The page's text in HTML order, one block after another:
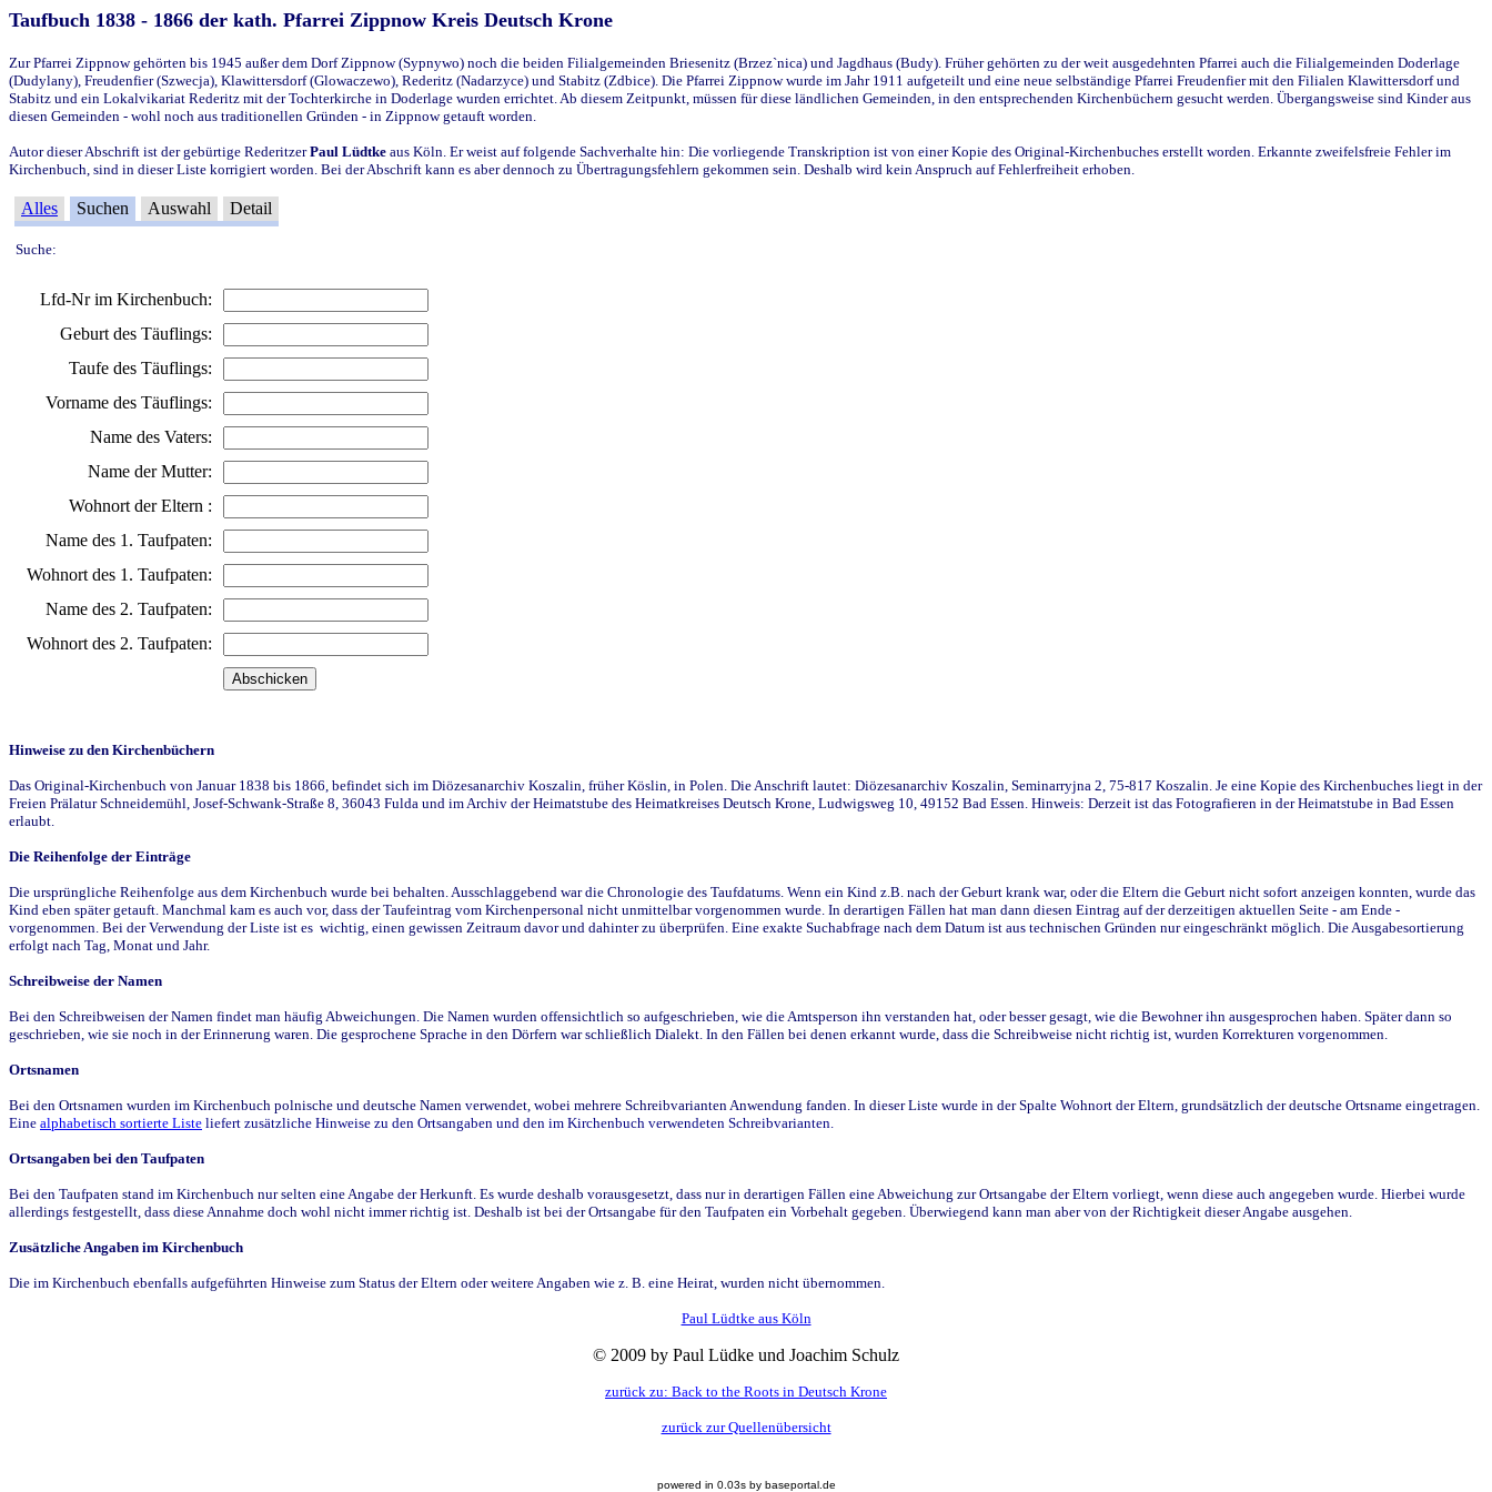
Taufbuch 1838 - 1866 der kath. Pfarrei Zippnow Kreis Deutsch Krone
Zur Pfarrei Zippnow gehörten bis 1945 außer dem Dorf Zippnow (Sypnywo) noch die beiden Filialgemeinden Briesenitz (Brzez`nica) und Jagdhaus (Budy). Früher gehörten zu der weit ausgedehnten Pfarrei auch die Filialgemeinden Doderlage
(Dudylany), Freudenfier (Szwecja), Klawittersdorf (Glowaczewo), Rederitz (Nadarzyce) und Stabitz (Zdbice). Die Pfarrei Zippnow wurde im Jahr 1911 aufgeteilt und eine neue selbständige Pfarrei Freudenfier mit den Filialen Klawittersdorf und
Stabitz und ein Lokalvikariat Rederitz mit der Tochterkirche in Doderlage wurden errichtet. Ab diesem Zeitpunkt, müssen für diese ländlichen Gemeinden, in den entsprechenden Kirchenbüchern gesucht werden. Übergangsweise sind Kinder aus
diesen Gemeinden - wohl noch aus traditionellen Gründen - in Zippnow getauft worden.
Autor dieser Abschrift ist der gebürtige RederitzerPaul Lüdtke aus Köln. Er weist auf folgende Sachverhalte hin: Die vorliegende Transkription ist von einer Kopie des Original-Kirchenbuches erstellt worden. Erkannte zweifelsfreie Fehler im
Kirchenbuch, sind in dieser Liste korrigiert worden. Bei der Abschrift kann es aber dennoch zu Übertragungsfehlern gekommen sein. Deshalb wird kein Anspruch auf Fehlerfreiheit erhoben.
Alles Suchen Auswahl Detail
Suche:
Lfd-Nr im Kirchenbuch:
Geburt des Täuflings:
Taufe des Täuflings:
Vorname des Täuflings:
Name des Vaters:
Name der Mutter:
Wohnort der Eltern :
Name des 1. Taufpaten:
Wohnort des 1. Taufpaten:
Name des 2. Taufpaten:
Wohnort des 2. Taufpaten:
Hinweise zu den Kirchenbüchern
Das Original-Kirchenbuch von Januar 1838 bis 1866, befindet sich im Diözesanarchiv Koszalin, früher Köslin, in Polen. Die Anschrift lautet: Diözesanarchiv Koszalin, Seminarryjna 2, 75-817 Koszalin. Je eine Kopie des Kirchenbuches liegt in der
Freien Prälatur Schneidemühl, Josef-Schwank-Straße 8, 36043 Fulda und im Archiv der Heimatstube des Heimatkreises Deutsch Krone, Ludwigsweg 10, 49152 Bad Essen. Hinweis: Derzeit ist das Fotografieren in der Heimatstube in Bad Essen
erlaubt.
Die Reihenfolge der Einträge
Die ursprüngliche Reihenfolge aus dem Kirchenbuch wurde bei behalten. Ausschlaggebend war die Chronologie des Taufdatums. Wenn ein Kind z.B. nach der Geburt krank war, oder die Eltern die Geburt nicht sofort anzeigen konnten, wurde das
Kind eben später getauft. Manchmal kam es auch vor, dass der Taufeintrag vom Kirchenpersonal nicht unmittelbar vorgenommen wurde. In derartigen Fällen hat man dann diesen Eintrag auf der derzeitigen aktuellen Seite - am Ende -
vorgenommen. Bei der Verwendung der Liste ist es wichtig, einen gewissen Zeitraum davor und dahinter zu überprüfen. Eine exakte Suchabfrage nach dem Datum ist aus technischen Gründen nur eingeschränkt möglich. Die Ausgabesortierung
erfolgt nach Tag, Monat und Jahr.
Schreibweise der Namen
Bei den Schreibweisen der Namen findet man häufig Abweichungen. Die Namen wurden offensichtlich so aufgeschrieben, wie die Amtsperson ihn verstanden hat, oder besser gesagt, wie die Bewohner ihn ausgesprochen haben. Später dann so
geschrieben, wie sie noch in der Erinnerung waren. Die gesprochene Sprache in den Dörfern war schließlich Dialekt. In den Fällen bei denen erkannt wurde, dass die Schreibweise nicht richtig ist, wurden Korrekturen vorgenommen.
Ortsnamen
Bei den Ortsnamen wurden im Kirchenbuch polnische und deutsche Namen verwendet, wobei mehrere Schreibvarianten Anwendung fanden. In dieser Liste wurde in der Spalte Wohnort der Eltern, grundsätzlich der deutsche Ortsname eingetragen.
Eine alphabetisch sortierte Liste liefert zusätzliche Hinweise zu den Ortsangaben und den im Kirchenbuch verwendeten Schreibvarianten.
Ortsangaben bei den Taufpaten
Bei den Taufpaten stand im Kirchenbuch nur selten eine Angabe der Herkunft. Es wurde deshalb vorausgesetzt, dass nur in derartigen Fällen eine Abweichung zur Ortsangabe der Eltern vorliegt, wenn diese auch angegeben wurde. Hierbei wurde
allerdings festgestellt, dass diese Annahme doch wohl nicht immer richtig ist. Deshalb ist bei der Ortsangabe für den Taufpaten ein Vorbehalt gegeben. Überwiegend kann man aber von der Richtigkeit dieser Angabe ausgehen.
Zusätzliche Angaben im Kirchenbuch
Die im Kirchenbuch ebenfalls aufgeführten Hinweise zum Status der Eltern oder weitere Angaben wie z. B. eine Heirat, wurden nicht übernommen.
Paul Lüdtke aus Köln
© 2009 by Paul Lüdke und Joachim Schulz
zurück zu: Back to the Roots in Deutsch Krone
zurück zur Quellenübersicht
powered in 0.03s by baseportal.de